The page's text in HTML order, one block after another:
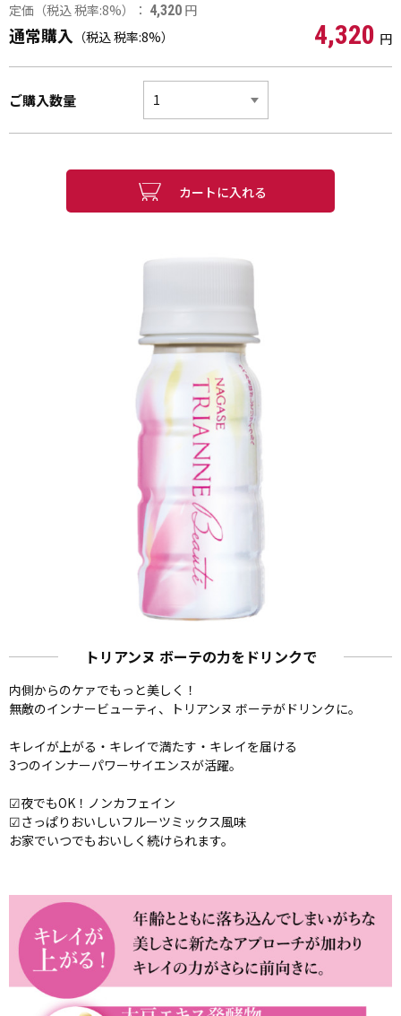
定価（税込 税率:8%）： 4,320 円
通常購入 （税込 税率:8%） 4,320 円
ご購入数量
カートに入れる
トリアンヌ ボーテの力をドリンクで
内側からのケァでもっと美しく！
無敵のインナービューティ、トリアンヌ ボーテがドリンクに。
キレイが上がる・キレイで満たす・キレイを届ける
3つのインナーパワーサイエンスが活躍。
☑夜でもOK！ノンカフェイン
☑さっぱりおいしいフルーツミックス風味
お家でいつでもおいしく続けられます。